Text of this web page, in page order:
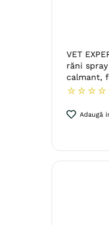
VET
răni
calmant,
☆ ☆ ☆ ☆
Adaugă